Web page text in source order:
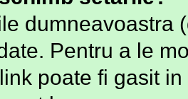
dumneavoastra
Pentru a le
poate fi gasit